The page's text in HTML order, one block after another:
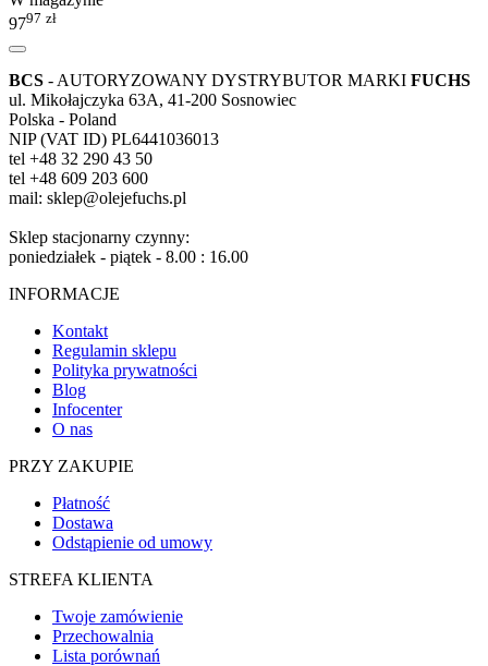
9797 zł
BCS - AUTORYZOWANY DYSTRYBUTOR MARKI FUCHS
ul. Mikołajczyka 63A, 41-200 Sosnowiec
Polska - Poland
NIP (VAT ID) PL6441036013
tel +48 32 290 43 50
tel +48 609 203 600
mail: sklep@olejefuchs.pl
Sklep stacjonarny czynny:
poniedziałek - piątek - 8.00 : 16.00
INFORMACJE
Kontakt
Regulamin sklepu
Polityka prywatności
Blog
Infocenter
O nas
PRZY ZAKUPIE
Płatność
Dostawa
Odstąpienie od umowy
STREFA KLIENTA
Twoje zamówienie
Przechowalnia
Lista porównań